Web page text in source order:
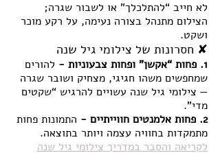
לא חייב “להתלכלך” או לשבור שגרה;
הצילום מתנהל בצורה נעימה, על רקע מוכר
ושקט.
✘ חסרונות של צילומי גיל שנה
1. פחות “אקשן” ופחות צבעוניות -
להורים
שמחפשים משהו חגיגי, מצחיק ושובר שגרה
— צילומי גיל שנה עשויים להרגיש “שקטים
מדי”.
2. פחות אלמנטים חווייתיים -
התמונות פחות
מתמקדות בחוויה עצמה ויותר בתוצאה.
לקריאה והסבר במדריך צילומי גיל שנה